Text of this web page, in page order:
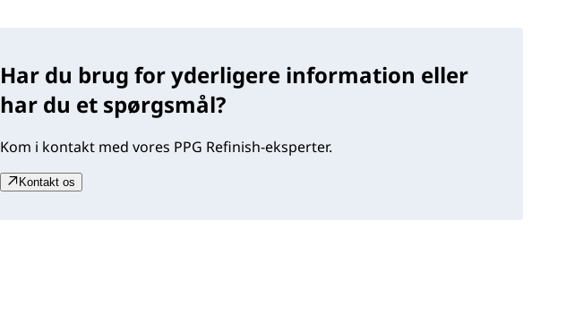
Har du brug for yderligere information eller
har du et spørgsmål?
Kom i kontakt med vores PPG Refinish-eksperter.
Kontakt os